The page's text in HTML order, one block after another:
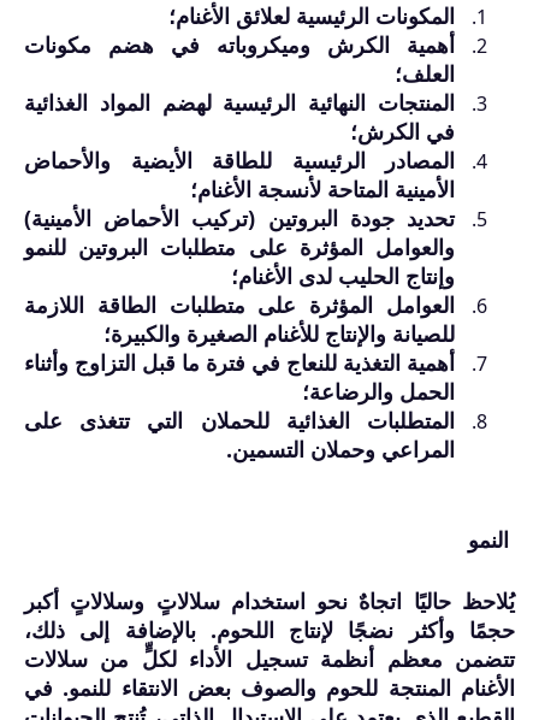
المكونات الرئيسية لعلائق الأغنام؛
أهمية الكرش وميكروباته في هضم مكونات
العلف؛
المنتجات النهائية الرئيسية لهضم المواد الغذائية
في الكرش؛
المصادر الرئيسية للطاقة الأيضية والأحماض
الأمينية المتاحة لأنسجة الأغنام؛
تحديد جودة البروتين (تركيب الأحماض الأمينية)
والعوامل المؤثرة على متطلبات البروتين للنمو
وإنتاج الحليب لدى الأغنام؛
العوامل المؤثرة على متطلبات الطاقة اللازمة
للصيانة والإنتاج للأغنام الصغيرة والكبيرة؛
أهمية التغذية للنعاج في فترة ما قبل التزاوج وأثناء
الحمل والرضاعة؛
المتطلبات الغذائية للحملان التي تتغذى على
المراعي وحملان التسمين.
النمو
يُلاحظ حاليًا اتجاهٌ نحو استخدام سلالاتٍ وسلالاتٍ أكبر
حجمًا وأكثر نضجًا لإنتاج اللحوم. بالإضافة إلى ذلك،
تتضمن معظم أنظمة تسجيل الأداء لكلٍّ من سلالات
الأغنام المنتجة للحوم والصوف بعض الانتقاء للنمو. في